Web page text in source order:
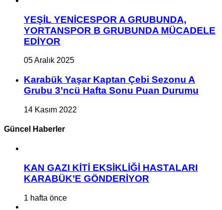
YEŞİL YENİCESPOR A GRUBUNDA,
YORTANSPOR B GRUBUNDA MÜCADELE
EDİYOR
05 Aralık 2025
Karabük Yaşar Kaptan Çebi Sezonu A
Grubu 3’ncü Hafta Sonu Puan Durumu
14 Kasım 2022
Güncel Haberler
KAN GAZI KİTİ EKSİKLİĞİ HASTALARI
KARABÜK’E GÖNDERİYOR
1 hafta önce